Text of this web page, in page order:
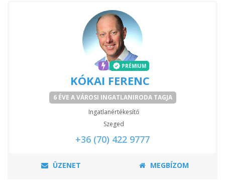
PRÉMIUM
KÓKAI FERENC
6 ÉVE A VÁROSI INGATLANIRODA TAGJA
Ingatlanértékesítő
Szeged
+36 (70) 422 9777
ÜZENET MEGBÍZOM